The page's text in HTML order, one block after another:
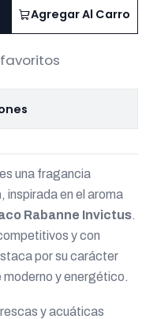
Agregar Al Carro
es una fragancia
, inspirada en el aroma
Rabanne Invictus.
y con
por su carácter
y energético.
y acuáticas